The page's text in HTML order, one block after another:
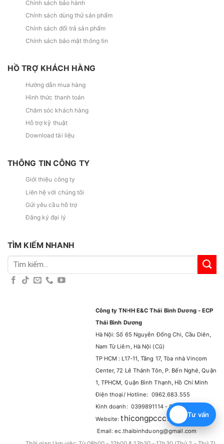
Tư vấn
Chính sách bảo hành
Chính sách dùng thử sản phẩm
Chính sách đổi trả sản phẩm
Chính sách bảo mật thông tin
HỒ TRỢ KHÁCH HÀNG
Hướng dẫn mua hàng
Hình thức thanh toán
Chăm sóc khách hàng
Hỗ trợ kỹ thuật
Download tài liệu
THÔNG TIN CÔNG TY
Giới thiệu công ty
Liên hệ với chúng tôi
Gửi yêu cầu hỗ trợ
Đăng ký đại lý
TÌM KIẾM NHANH
Tìm
kiếm:
Công ty TNHH E&C Thái Bình Dương - ECP
Thái Bình Dương
Hà Nội: Số 65 Nguyễn Đổng Chi, Cầu Diên,
Nam Từ Liêm, Hà Nội (Cũ)
TP HCM : L17-11, Tầng 17, Tòa nhà Vincom
Center, 72 Lê Thánh Tôn, P. Bến Nghé, Quận
1, TPHCM, Quận Bình Thạnh, Hồ Chí Minh
Điện thoại/ Hotline: 0962.683.555
Kinh doanh: 0399891114 - 0965929114
Website:thicongpccc.com.vn –
Email: ec.thaibinhduong@gmail.com